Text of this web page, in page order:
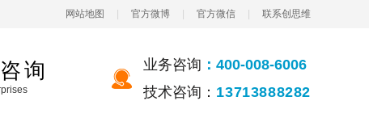
网站地图 官方微博 官方微信 联系创思维
询 业务咨询 ：400-008-6006
技术咨询： 13713888282